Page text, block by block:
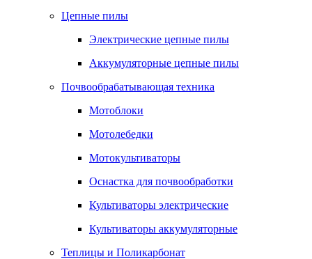
Цепные пилы
Электрические цепные пилы
Аккумуляторные цепные пилы
Почвообрабатывающая техника
Мотоблоки
Мотолебедки
Мотокультиваторы
Оснастка для почвообработки
Культиваторы электрические
Культиваторы аккумуляторные
Теплицы и Поликарбонат